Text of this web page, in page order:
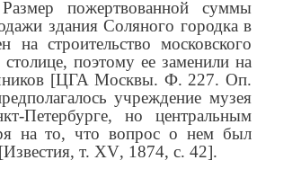
пожертвованной суммы
здания Соляного городка в
строительство московского
поэтому ее заменили на
[ЦГА Москвы. Ф. 227. Оп.
учреждение музея
Петербурге, но центральным
на то, что вопрос о нем был
т. XV, 1874, с. 42].